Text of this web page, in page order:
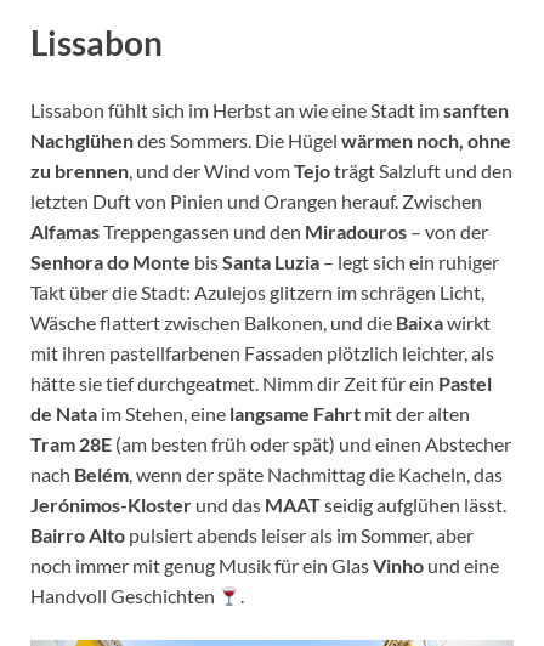
Lissabon
Lissabon fühlt sich im Herbst an wie eine Stadt imsanften
Nachglühendes Sommers. Die Hügel wärmen noch, ohne
zu brennen, und der Wind vomTejoträgt Salzluft und den
letzten Duft von Pinien und Orangen herauf. Zwischen
AlfamasTreppengassen und den Miradouros – von der
Senhora do Monte bisSanta Luzia – legt sich ein ruhiger
Takt über die Stadt: Azulejos glitzern im schrägen Licht,
Wäsche flattert zwischen Balkonen, und die Baixawirkt
mit ihren pastellfarbenen Fassaden plötzlich leichter, als
hätte sie tief durchgeatmet. Nimm dir Zeit für ein Pastel
de Nata im Stehen, eine langsame Fahrt mit der alten
Tram 28E (am besten früh oder spät) und einen Abstecher
nach Belém, wenn der späte Nachmittag die Kacheln, das
Jerónimos-Kloster und das MAATseidig aufglühen lässt.
Bairro Alto pulsiert abends leiser als im Sommer, aber
noch immer mit genug Musik für ein GlasVinho und eine
Handvoll Geschichten
.